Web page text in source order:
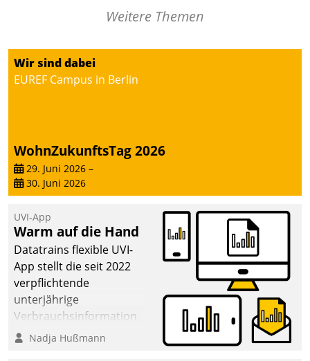
profitieren: Die nahtlose
von AktivBo und
Datatrain ermöglicht
automatisiert ausgelöste,
intelligente,
datengestützte
Entscheidungen.
Weitere Themen
Wir sind dabei
EUREF Campus in Berlin
WohnZukunftsTag 2026
29. Juni 2026 –
30. Juni 2026
UVI-App
Warm auf die Hand
Datatrains flexible UVI-
App stellt die seit 2022
verpflichtende
unterjährige
Verbrauchsinformation
schnell, zuverlässig und
Nadja Hußmann